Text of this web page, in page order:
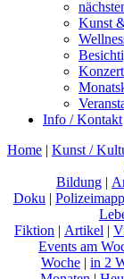
Kunst
Info / Kontakt
Home | Kunst /
Bildung |
Doku |
Fiktion | Artikel |
Events am
Woche | in 2